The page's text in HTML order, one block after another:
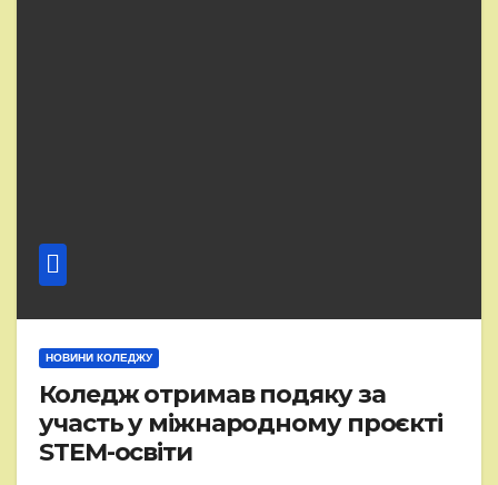
НОВИНИ КОЛЕДЖУ
Коледж отримав подяку за
участь у міжнародному проєкті
STEM-освіти